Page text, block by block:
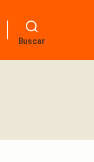
Buscar